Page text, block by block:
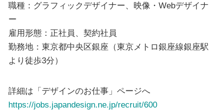
職種：グラフィックデザイナー、映像・Webデザイナ
ー
雇用形態：正社員、契約社員
勤務地：東京都中央区銀座（東京メトロ銀座線銀座駅
より徒歩3分）
詳細は「デザインのお仕事」ページへ
https://jobs.japandesign.ne.jp/recruit/600